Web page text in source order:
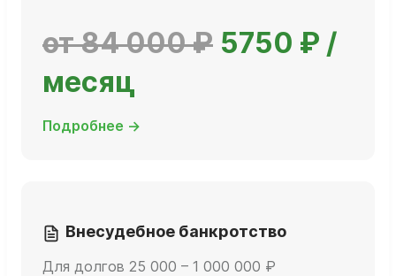
от 84 000 ₽ 5750 ₽ /
месяц
Подробнее →
Внесудебное банкротство
Для долгов 25 000 – 1 000 000 ₽